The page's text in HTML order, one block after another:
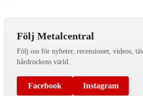
Följ Metalcentral
Följ oss för nyheter, recensioner, videos,
hårdrockens värld.
Facebook Instagram